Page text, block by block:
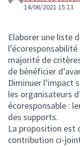
14/06/2021 15:13
Elaborer une liste
majorité de
de bénéficier
Diminuer l’impact
les organisateurs
écoresponsable :
des supports.
La proposition est
contribution ci-